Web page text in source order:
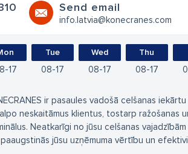
Send email
info.latvia@konecranes.com
17
Tue
08 17
Wed
08 17
Thu
08 17
ir pasaules vadošā celšanas
neskaitāmus klientus, tostarp ražošanas
Neatkarīgi no jūsu celšanas
jūsu uzņēmuma vērtību un